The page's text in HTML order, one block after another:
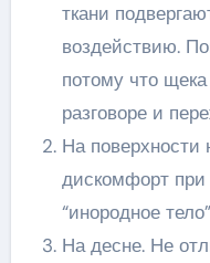
ткани
воздействию.
потому что
разговоре и
На
дискомфорт при
“инородное
На десне. Не